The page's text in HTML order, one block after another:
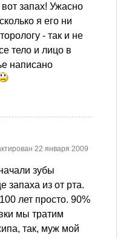
запах! Ужасно
я его ни
- так и не
тело и лицо в
написано
22 января 2009
зубы
запаха из от рта.
лет просто. 90%
мы тратим
так, муж мой